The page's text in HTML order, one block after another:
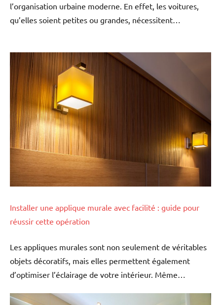
l’organisation urbaine moderne. En effet, les voitures,
qu’elles soient petites ou grandes, nécessitent…
Installer une applique murale avec facilité : guide pour
réussir cette opération
Les appliques murales sont non seulement de véritables
objets décoratifs, mais elles permettent également
d’optimiser l’éclairage de votre intérieur. Même…